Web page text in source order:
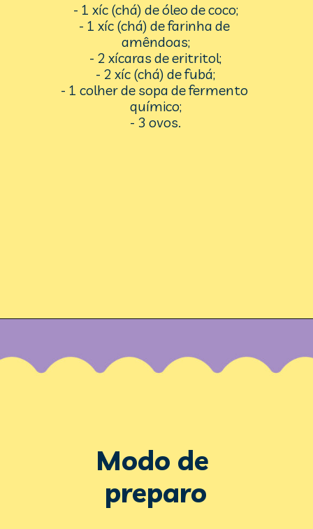
- 1 xíc (chá) de óleo de coco;
- 1 xíc (chá) de farinha de
amêndoas;
- 2 xícaras de eritritol;
- 2 xíc (chá) de fubá;
- 1 colher de sopa de fermento
químico;
- 3 ovos.
Modo de
preparo